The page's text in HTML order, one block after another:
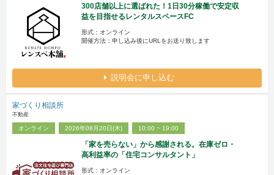
300店舗以上に選ばれた！1日30分稼働で安定収
益を目指せるレンタルスペースFC
形式：オンライン
開催方法：申し込み後にURLをお送り致します
説明会に申し込む
家づくり相談所
不動産
オンライン 2026年08月20日(木) 10:00 ~ 19:00
「家を売らない」から感謝される。在庫ゼロ・
高利益率の「住宅コンサルタント」
形式：オンライン